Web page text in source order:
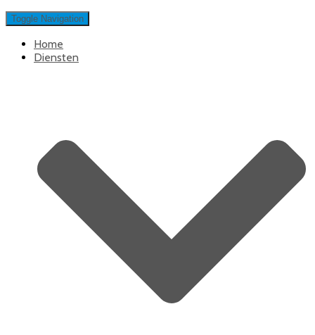
Toggle Navigation
Home
Diensten